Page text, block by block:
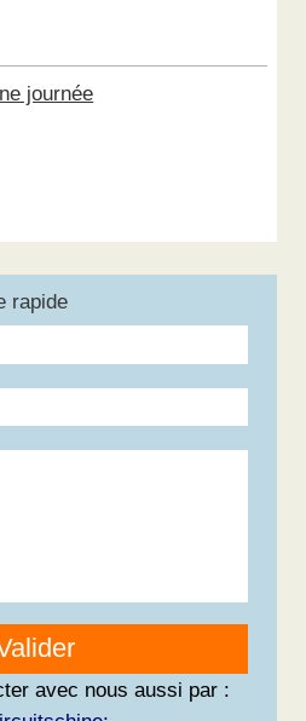
journée
rapide
avec nous aussi par :